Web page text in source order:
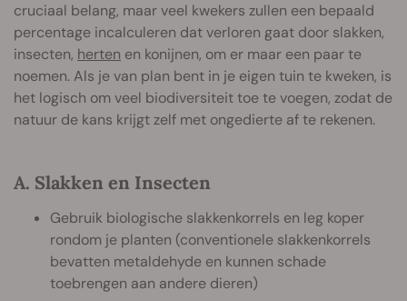
cruciaal belang, maar veel kwekers zullen een bepaald
percentage incalculeren dat verloren gaat door slakken,
insecten, herten en konijnen, om er maar een paar te
noemen. Als je van plan bent in je eigen tuin te kweken, is
het logisch om veel biodiversiteit toe te voegen, zodat de
natuur de kans krijgt zelf met ongedierte af te rekenen.
A. Slakken en Insecten
Gebruik biologische slakkenkorrels en leg koper
rondom je planten (conventionele slakkenkorrels
bevatten metaldehyde en kunnen schade
toebrengen aan andere dieren)